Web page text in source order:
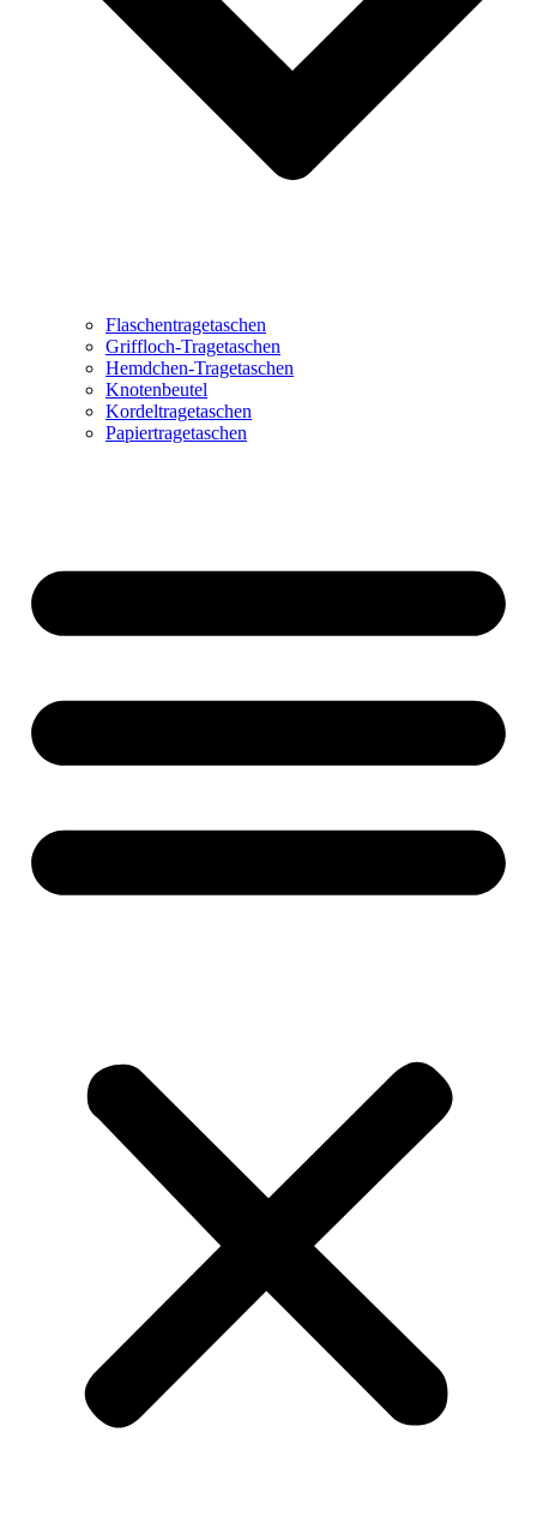
Flaschentragetaschen
Griffloch-Tragetaschen
Hemdchen-Tragetaschen
Knotenbeutel
Kordeltragetaschen
Papiertragetaschen